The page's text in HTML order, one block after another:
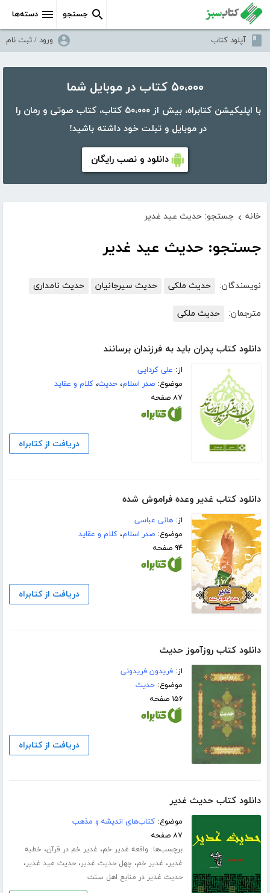
دسته‌ها جستجو
آپلود کتاب ورود / ثبت نام
۵۰،۰۰۰ کتاب در موبایل شما
با اپلیکیشن کتابراه، بیش از ۵۰،۰۰۰ کتاب، کتاب صوتی و رمان را
در موبایل و تبلت خود داشته باشید!
دانلود و نصب رایگان
خانه › جستجو: حدیث عید غدیر
جستجو: حدیث عید غدیر
نویسندگان: حدیث ملکی حدیث سیرجانیان حدیث نامداری
مترجمان: حدیث ملکی
دانلود کتاب پدران باید به فرزندان برسانند
از: علی کردایی
موضوع:صدر اسلام،حدیث،کلام و عقاید
۸۷ صفحه
دریافت از کتابراه
دانلود کتاب غدیر وعده فراموش شده
از:هانی عباسی
موضوع:صدر اسلام،کلام و عقاید
۹۴ صفحه
دریافت از کتابراه
دانلود کتاب روزآموز حدیث
از:فریدون فریدونی
موضوع:حدیث
۱۵۶ صفحه
دریافت از کتابراه
دانلود کتاب حدیث غدیر
موضوع:کتاب‌های اندیشه و مذهب
۸۷ صفحه
برچسب‌ها: واقعه غدیر خم، غدیر خم در قرآن، خطبه
غدیر، غدیر خم، چهل حدیث غدیر،حدیث عید غدیر،
حدیث غدیر در منابع اهل سنت